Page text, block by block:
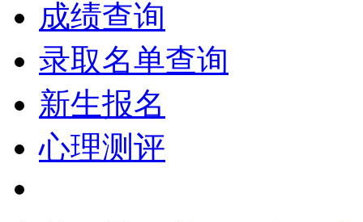
成绩查询
录取名单查询
新生报名
心理测评